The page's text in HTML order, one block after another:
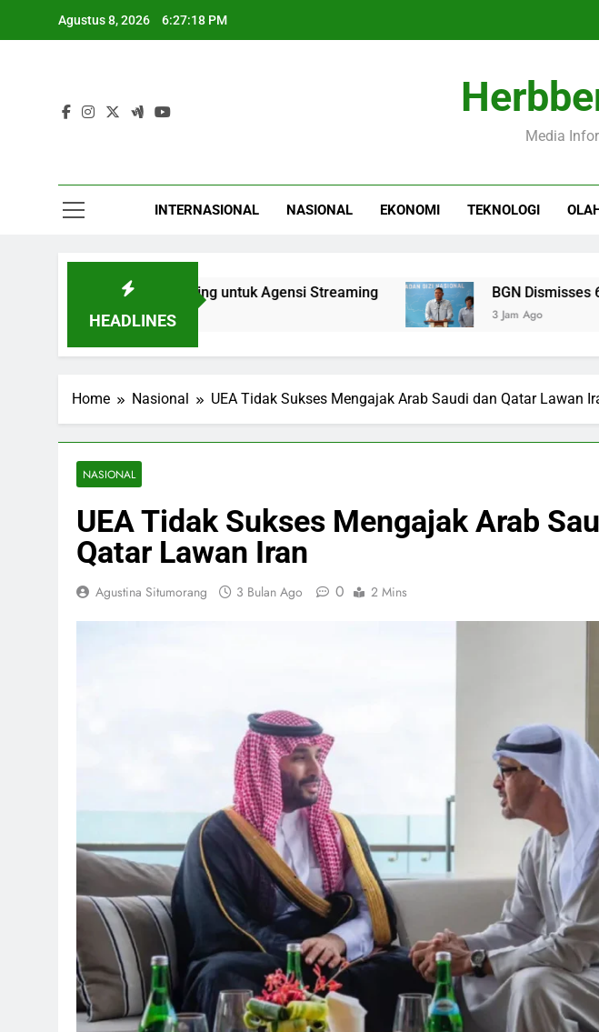
Agustus 8, 2026 6:27:19 PM
Media
INTERNASIONAL NASIONAL EKONOMI TEKNOLOGI
HEADLINES
Talenta Penting untuk Agensi Streaming BGN Dismisses 66 Kepala
3 Jam Ago
Home Nasional UEA Tidak Sukses Mengajak Arab Saudi dan Qatar Lawan
NASIONAL
UEA Tidak Sukses Mengajak Arab
Qatar Lawan Iran
Agustina Situmorang 3 Bulan Ago 0 2 Mins